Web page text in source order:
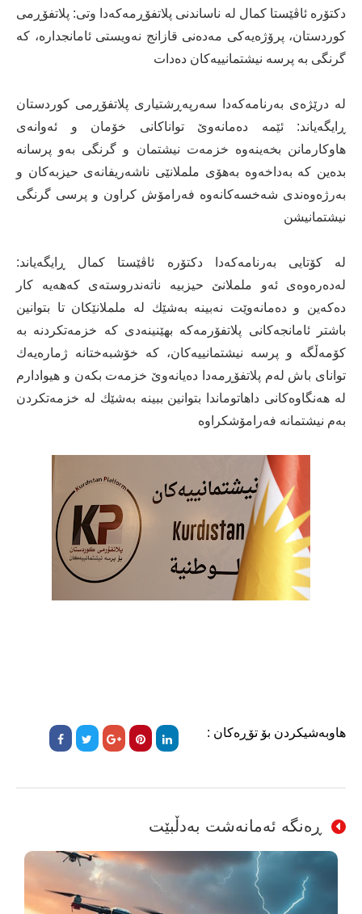
دكتۆرە ئاڤێستا كمال لە ناساندنی پلاتفۆڕمەكەدا وتی: پلاتفۆڕمی
كوردستان، پرۆژەیەكی مەدەنی قازانج نەویستی ئامانجدارە، كە
گرنگی بە پرسە نیشتمانییەكان دەدات
لە درێژەی بەرنامەكەدا سەرپەڕشتیاری پلاتفۆڕمی كوردستان
ڕایگەیاند: ئێمە دەمانەوێ تواناكانی خۆمان و ئەوانەی
هاوكارمانن بخەینەوە خزمەت نیشتمان و گرنگی بەو پرسانە
بدەین كە بەداخەوە بەهۆی ململانێی ناشەریفانەی حیزبەكان و
بەرژەوەندی شەخسەكانەوە فەرامۆش كراون و پرسی گرنگی
نیشتمانیشن
لە كۆتایی بەرنامەكەدا دكتۆرە ئاڤێستا كمال ڕایگەیاند:
لەدەرەوەی ئەو ململانێ حیزبیە ناتەندروستەی كەهەیە كار
دەكەین و دەمانەوێت نەبینە بەشێك لە ململانێكان تا بتوانین
باشتر ئامانجەكانی پلاتفۆرمەكە بهێنینەدی كە خزمەتكردنە بە
كۆمەڵگە و پرسە نیشتمانییەكان، كە خۆشبەختانە ژمارەیەك
توانای باش لەم پلاتفۆڕمەدا دەیانەوێ خزمەت بكەن و هیوادارم
لە هەنگاوەكانی داهاتوماندا بتوانین ببینە بەشێك لە خزمەتكردن
بەم نیشتمانە فەرامۆشكراوە
هاوبەشیکردن بۆ تۆڕەکان :
ڕەنگە ئەمانەشت بەدڵبێت